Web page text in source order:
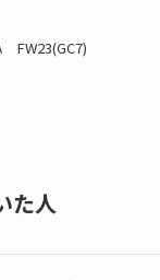
FW23(GC7)
た人